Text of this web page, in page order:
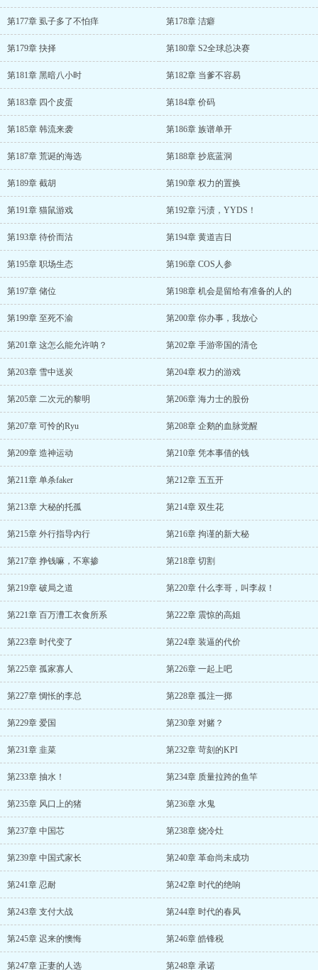
第177章 虱子多了不怕痒 第178章 洁癖
第179章 抉择 第180章 S2全球总决赛
第181章 黑暗八小时 第182章 当爹不容易
第183章 四个皮蛋 第184章 价码
第185章 韩流来袭 第186章 族谱单开
第187章 荒诞的海选 第188章 抄底蓝洞
第189章 截胡 第190章 权力的置换
第191章 猫鼠游戏 第192章 污渍，YYDS！
第193章 待价而沽 第194章 黄道吉日
第195章 职场生态 第196章 COS人参
第197章 储位 第198章 机会是留给有准备的人的
第199章 至死不渝 第200章 你办事，我放心
第201章 这怎么能允许呐？ 第202章 手游帝国的清仓
第203章 雪中送炭 第204章 权力的游戏
第205章 二次元的黎明 第206章 海力士的股份
第207章 可怜的Ryu 第208章 企鹅的血脉觉醒
第209章 造神运动 第210章 凭本事借的钱
第211章 单杀faker 第212章 五五开
第213章 大秘的托孤 第214章 双生花
第215章 外行指导内行 第216章 拘谨的新大秘
第217章 挣钱嘛，不寒掺 第218章 切割
第219章 破局之道 第220章 什么李哥，叫李叔！
第221章 百万漕工衣食所系 第222章 震惊的高姐
第223章 时代变了 第224章 装逼的代价
第225章 孤家寡人 第226章 一起上吧
第227章 惆怅的李总 第228章 孤注一掷
第229章 爱国 第230章 对赌？
第231章 韭菜 第232章 苛刻的KPI
第233章 抽水！ 第234章 质量拉跨的鱼竿
第235章 风口上的猪 第236章 水鬼
第237章 中国芯 第238章 烧冷灶
第239章 中国式家长 第240章 革命尚未成功
第241章 忍耐 第242章 时代的绝响
第243章 支付大战 第244章 时代的春风
第245章 迟来的懊悔 第246章 皓锋税
第247章 正妻的人选 第248章 承诺